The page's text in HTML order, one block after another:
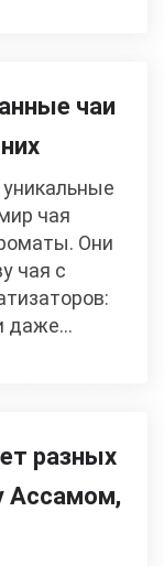
чаи
чая
Они
чая с
даже…
разных
Ассамом,